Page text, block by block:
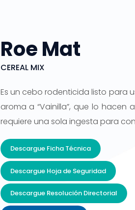
Roe Mat
CEREAL MIX
Es un cebo rodenticida listo para
aroma a “Vainilla”, que lo hacen
requiere una sola ingesta para
Descargue Ficha Técnica
Descargue Hoja de Seguridad
Descargue Resolución Directorial